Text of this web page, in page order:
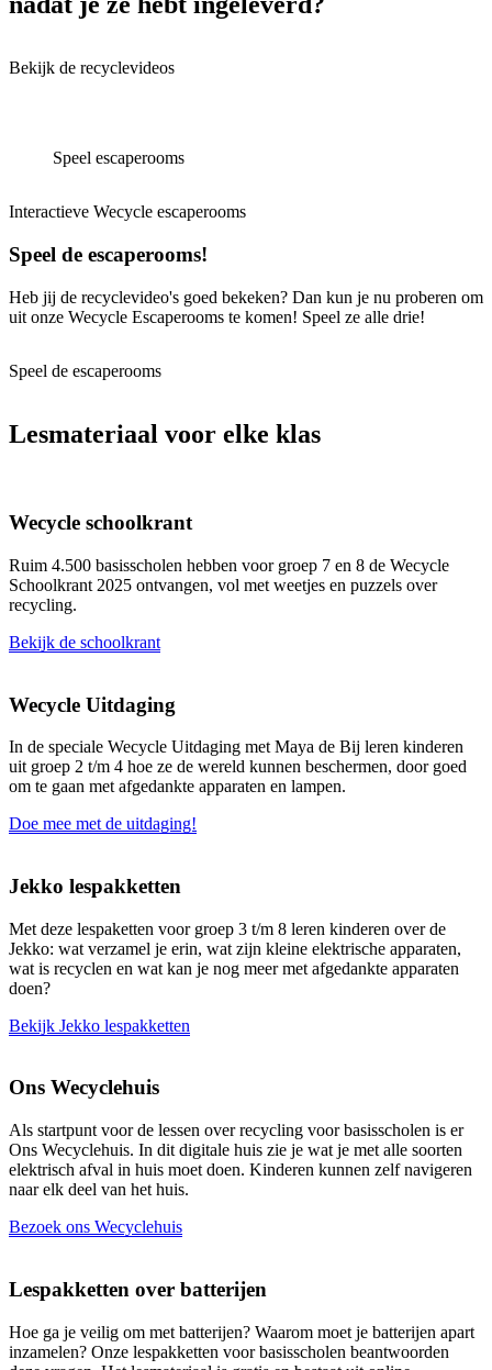
Bekijk de recyclevideos
Speel escaperooms
Interactieve Wecycle escaperooms
Speel de escaperooms!
Heb jij de recyclevideo's goed bekeken? Dan kun je nu proberen om
uit onze Wecycle Escaperooms te komen! Speel ze alle drie!
Speel de escaperooms
Lesmateriaal voor elke klas
Wecycle schoolkrant
Ruim 4.500 basisscholen hebben voor groep 7 en 8 de Wecycle
Schoolkrant 2025 ontvangen, vol met weetjes en puzzels over
recycling.
Bekijk de schoolkrant
Wecycle Uitdaging
In de speciale Wecycle Uitdaging met Maya de Bij leren kinderen
uit groep 2 t/m 4 hoe ze de wereld kunnen beschermen, door goed
om te gaan met afgedankte apparaten en lampen.
Doe mee met de uitdaging!
Jekko lespakketten
Met deze lespaketten voor groep 3 t/m 8 leren kinderen over de
Jekko: wat verzamel je erin, wat zijn kleine elektrische apparaten,
wat is recyclen en wat kan je nog meer met afgedankte apparaten
doen?
Bekijk Jekko lespakketten
Ons Wecyclehuis
Als startpunt voor de lessen over recycling voor basisscholen is er
Ons Wecyclehuis. In dit digitale huis zie je wat je met alle soorten
elektrisch afval in huis moet doen. Kinderen kunnen zelf navigeren
naar elk deel van het huis.
Bezoek ons Wecyclehuis
Lespakketten over batterijen
Hoe ga je veilig om met batterijen? Waarom moet je batterijen apart
inzamelen? Onze lespakketten voor basisscholen beantwoorden